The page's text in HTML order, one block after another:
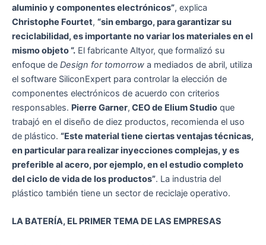
aluminio y componentes electrónicos”, explica
Christophe Fourtet, “sin embargo, para garantizar su
reciclabilidad, es importante no variar los materiales en el
mismo objeto “. El fabricante Altyor, que formalizó su
enfoque de Design for tomorrow a mediados de abril, utiliza
el software SiliconExpert para controlar la elección de
componentes electrónicos de acuerdo con criterios
responsables. Pierre Garner, CEO de Elium Studio que
trabajó en el diseño de diez productos, recomienda el uso
de plástico. “Este material tiene ciertas ventajas técnicas,
en particular para realizar inyecciones complejas, y es
preferible al acero, por ejemplo, en el estudio completo
del ciclo de vida de los productos”. La industria del
plástico también tiene un sector de reciclaje operativo.
LA BATERÍA, EL PRIMER TEMA DE LAS EMPRESAS